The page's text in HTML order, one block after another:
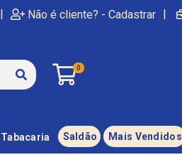
| Não é cliente? - Cadastrar |
0
Tabacaria Saldão Mais Vendidos